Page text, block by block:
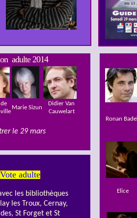
Vote adulte
les bibliothèques
les Troux, Cernay,
St Forget et St
Ronan Badel
Elice
adulte 2014
Marie Sizun
Didier Van
Cauwelart
le 29 mars